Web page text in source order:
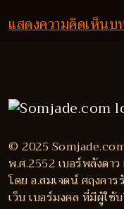
แสดงความคิดเห็น
© 2025
พ.ศ.2552 เบอร์พลังดาว
โดย อ.สมเจตน์ ศฤงคาร
เว็บ เบอร์มงคล ที่มีผู้ใช้